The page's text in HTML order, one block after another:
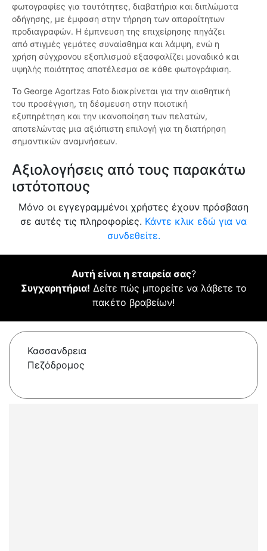
φωτογραφίες για ταυτότητες, διαβατήρια και διπλώματα
οδήγησης, με έμφαση στην τήρηση των απαραίτητων
προδιαγραφών. Η έμπνευση της επιχείρησης πηγάζει
από στιγμές γεμάτες συναίσθημα και λάμψη, ενώ η
χρήση σύγχρονου εξοπλισμού εξασφαλίζει μοναδικό και
υψηλής ποιότητας αποτέλεσμα σε κάθε φωτογράφιση.
Το George Agortzas Foto διακρίνεται για την αισθητική
του προσέγγιση, τη δέσμευση στην ποιοτική
εξυπηρέτηση και την ικανοποίηση των πελατών,
αποτελώντας μια αξιόπιστη επιλογή για τη διατήρηση
σημαντικών αναμνήσεων.
Αξιολογήσεις από τους παρακάτω
ιστότοπους
Μόνο οι εγγεγραμμένοι χρήστες έχουν πρόσβαση
σε αυτές τις πληροφορίες. Κάντε κλικ εδώ για να
συνδεθείτε.
Αυτή είναι η εταιρεία σας?
Συγχαρητήρια! Δείτε πώς μπορείτε να λάβετε το
πακέτο βραβείων!
Κασσανδρεια
Πεζόδρομος